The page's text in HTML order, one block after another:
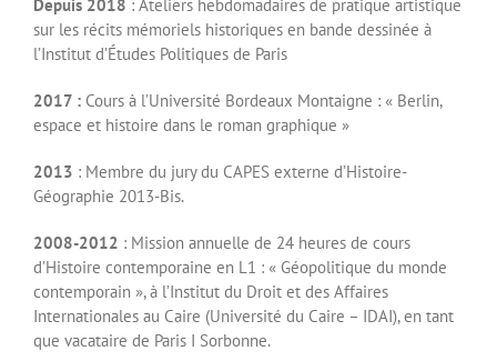
Depuis 2018 : Ateliers hebdomadaires de pratique artistique
sur les récits mémoriels historiques en bande dessinée à
l’Institut d’Études Politiques de Paris
2017 : Cours à l’Université Bordeaux Montaigne : « Berlin,
espace et histoire dans le roman graphique »
2013 : Membre du jury du CAPES externe d’Histoire-
Géographie 2013-Bis.
2008-2012 : Mission annuelle de 24 heures de cours
d’Histoire contemporaine en L1 : « Géopolitique du monde
contemporain », à l’Institut du Droit et des Affaires
Internationales au Caire (Université du Caire – IDAI), en tant
que vacataire de Paris I Sorbonne.